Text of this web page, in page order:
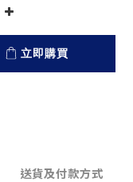
立即購買
送貨及付款方式